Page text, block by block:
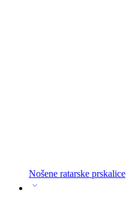
Nošene ratarske prskalice